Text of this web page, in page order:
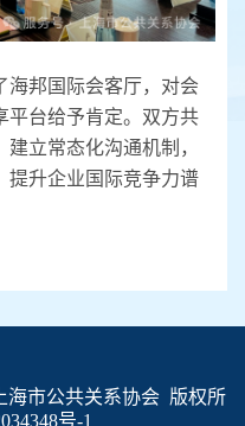
邦国际会客厅，对会
平台给予肯定。双方共
立常态化沟通机制，
提升企业国际竞争力谱
市公共关系协会 版权所
号-1